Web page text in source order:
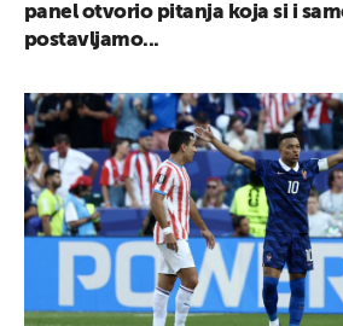
panel otvorio pitanja koja si i
postavljamo...